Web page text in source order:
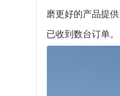
磨更好的产品提
已收到数台订单。